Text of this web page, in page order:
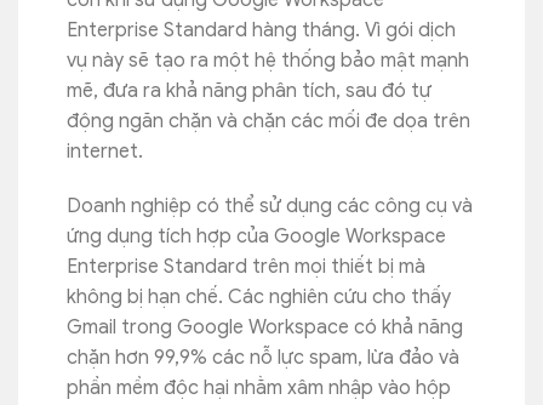
Enterprise Standard hàng tháng. Vì gói dịch
vụ này sẽ tạo ra một hệ thống bảo mật mạnh
mẽ, đưa ra khả năng phân tích, sau đó tự
động ngăn chặn và chặn các mối đe dọa trên
internet.
Doanh nghiệp có thể sử dụng các công cụ và
ứng dụng tích hợp của Google Workspace
Enterprise Standard trên mọi thiết bị mà
không bị hạn chế. Các nghiên cứu cho thấy
Gmail trong Google Workspace có khả năng
chặn hơn 99,9% các nỗ lực spam, lừa đảo và
phần mềm độc hại nhằm xâm nhập vào hộp